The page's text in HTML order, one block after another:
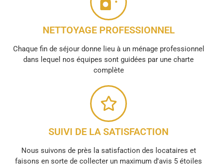
NETTOYAGE PROFESSIONNEL
Chaque fin de séjour donne lieu à un ménage professionnel
dans lequel nos équipes sont guidées par une charte
complète
SUIVI DE LA SATISFACTION
Nous suivons de près la satisfaction des locataires et
faisons en sorte de collecter un maximum d'avis 5 étoiles